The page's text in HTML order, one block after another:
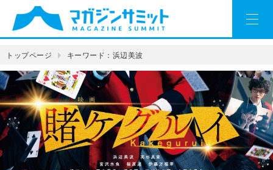
トップページ キーワード：浜辺美波